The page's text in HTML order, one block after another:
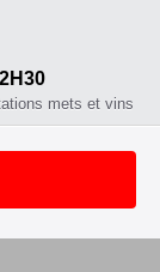
mets et vins